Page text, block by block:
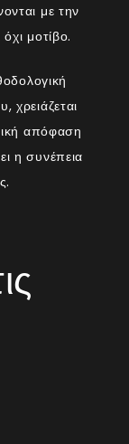
με την
μοτίβο.
χρειάζεται
απόφαση
η συνέπεια